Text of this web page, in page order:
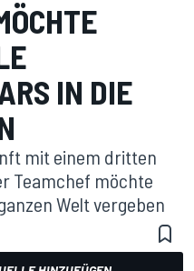
IN DIE
mit einem dritten
Teamchef möchte
Welt vergeben